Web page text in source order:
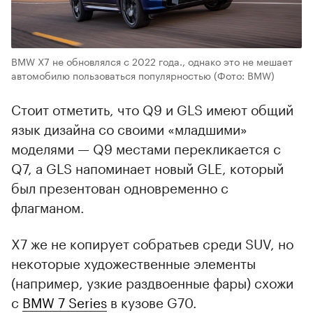
BMW X7 не обновлялся с 2022 года., однако это не мешает
автомобилю пользоваться популярностью(Фото: BMW)
Стоит отметить, что Q9 и GLS имеют общий
язык дизайна со своими «младшими»
моделями — Q9 местами перекликается с
Q7, а GLS напоминает новый GLE, который
был презентован одновременно с
флагманом.
X7 же не копирует собратьев среди SUV, но
некоторые художественные элементы
(например, узкие раздвоенные фары) схожи
с BMW 7 Series в кузове G70.